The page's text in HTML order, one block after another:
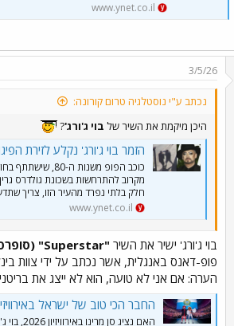
www.ynet.co.il
3/5/26
נכתב ע"י נוסטלגיה טרום קורונה:
היכן מיקמת את השיר של בוי ג'ורג'?
הזמר בוי ג'ורג' נקלע לזירת
כוכב הפופ
מקרוב להתרחשות בשכונת גולדרס
חלק בלתי נפרד מהעיר הזו, צריך
www.ynet.co.il
בוי ג'ורג' ישיר את השיר "Superstar" (סופרסטאר)"
פופ-דאנס באנגלית, אשר נכתב על ידי צוות
הערה: אם אני לא טועה, הוא לא ייצג את
החבר הכי טוב של ישראל באירוויזיון 2026 הולך להפתיע את